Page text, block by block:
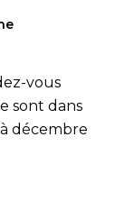
vous
sont dans
décembre